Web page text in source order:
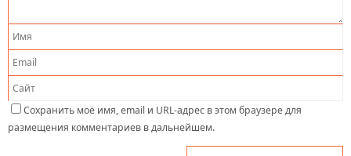
Сохранить моё имя, email и URL-адрес в этом браузере для
размещения комментариев в дальнейшем.